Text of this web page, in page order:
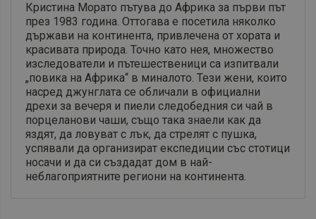
Кристина Морато пътува до Африка за първи път
през 1983 година. Оттогава е посетила няколко
държави на континента, привлечена от хората и
красивата природа. Точно като нея, множество
изследователи и пътешественици са изпитвали
„повика на Африка“ в миналото. Тези жени, които
насред джунглата се обличали в официални
дрехи за вечеря и пиели следобедния си чай в
порцеланови чаши, също така знаели как да
яздят, да ловуват с лък, да стрелят с пушка,
успявали да организират експедиции със стотици
носачи и да си създадат дом в най-
неблагоприятните региони на континента.